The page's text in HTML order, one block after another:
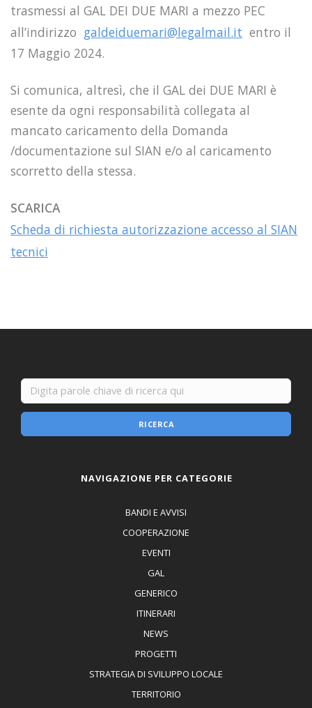
trasmessi al GAL DEI DUE MARI a mezzo PEC
all’indirizzo galdeiduemari@legalmail.it entro il
17 Maggio 2024.
Si comunica, altresì, che il GAL dei DUE MARI è
esente da ogni responsabilità collegata al
mancato caricamento della Domanda
/documentazione sul SIAN e/o al caricamento
scorretto della stessa.
SCARICA
Scheda di richiesta autorizzazione accesso al SIAN
tecnici
RICERCA
NAVIGAZIONE PER CATEGORIE
BANDI E AVVISI
COOPERAZIONE
EVENTI
GAL
GENERICO
ITINERARI
NEWS
PROGETTI
STRATEGIA DI SVILUPPO LOCALE
TERRITORIO